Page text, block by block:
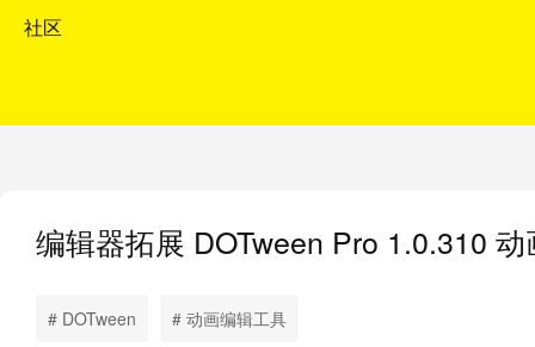
社区
编辑器拓展 DOTween Pro 1.0.310
# DOTween # 动画编辑工具